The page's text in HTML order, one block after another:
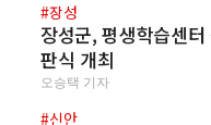
#장성
장성군, 평생학습센터
판식 개최
오승택 기자
#신안